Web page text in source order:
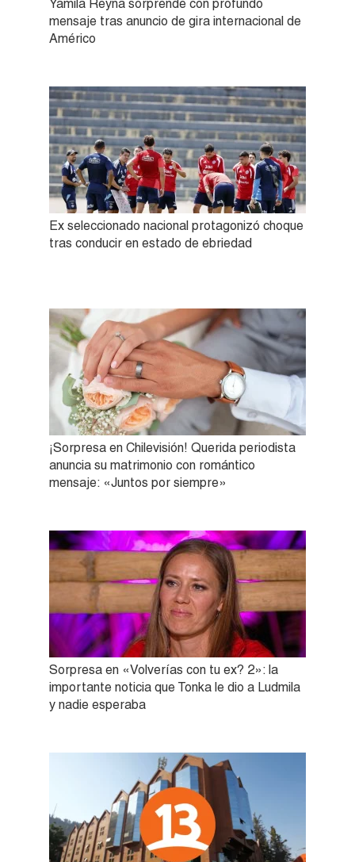
Yamila Reyna sorprende con profundo
mensaje tras anuncio de gira internacional de
Américo
Ex seleccionado nacional protagonizó choque
tras conducir en estado de ebriedad
¡Sorpresa en Chilevisión! Querida periodista
anuncia su matrimonio con romántico
mensaje: «Juntos por siempre»
Sorpresa en «Volverías con tu ex? 2»: la
importante noticia que Tonka le dio a Ludmila
y nadie esperaba